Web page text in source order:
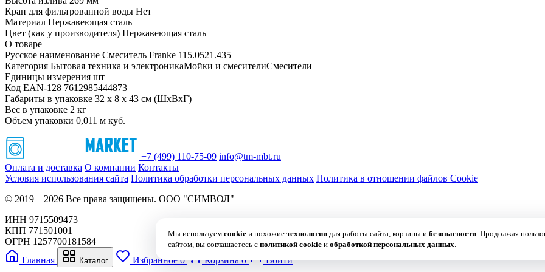
Кран для фильтрованной воды Нет
Материал Нержавеющая сталь
Цвет (как у производителя) Нержавеющая сталь
О товаре
Русское наименование Смеситель Franke 115.0521.435
Категория Бытовая техника и электроникаМойки и смесителиСмесители
Единицы измерения шт
Код EAN-128 7612985444873
Габариты в упаковке 32 x 8 x 43 см (ШхВхГ)
Вес в упаковке 2 кг
Объем упаковки 0,011 м куб.
+7 (499) 110-75-09 info@tm-mbt.ru
Оплата и доставка О компании Контакты
Условия использования сайта Политика обработки персональных данных Политика в отношении файлов Cookie
© 2019 – 2026 Все права защищены. ООО "СИМВОЛ"
ИНН 9715509473
КПП 771501001
ОГРН 1257700181584
Мы используем cookie и похожие технологии для работы сайта, корзины и безопасности . Продолжая
сайтом, вы соглашаетесь с политикой cookie и обработкой персональных данных
Главная Каталог Избранное 0 Корзина 0 Войти